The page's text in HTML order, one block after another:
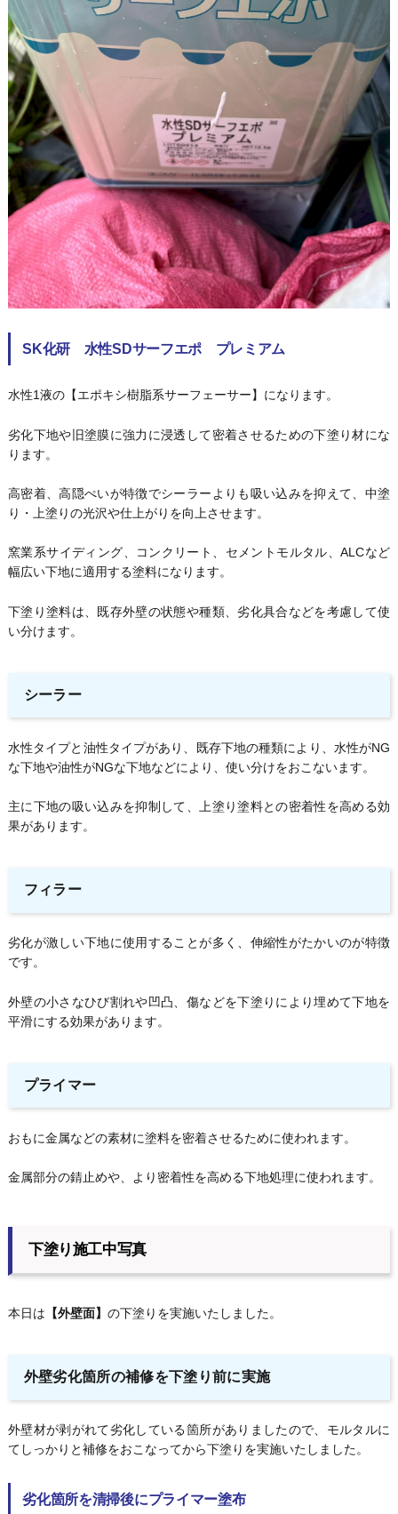
SK化研 水性SDサーフエポ プレミアム
水性1液の【エポキシ樹脂系サーフェーサー】になります。
劣化下地や旧塗膜に強力に浸透して密着させるための下塗り材にな
ります。
高密着、高隠ぺいが特徴でシーラーよりも吸い込みを抑えて、中塗
り・上塗りの光沢や仕上がりを向上させます。
窯業系サイディング、コンクリート、セメントモルタル、ALCなど
幅広い下地に適用する塗料になります。
下塗り塗料は、既存外壁の状態や種類、劣化具合などを考慮して使
い分けます。
シーラー
水性タイプと油性タイプがあり、既存下地の種類により、水性がNG
な下地や油性がNGな下地などにより、使い分けをおこないます。
主に下地の吸い込みを抑制して、上塗り塗料との密着性を高める効
果があります。
フィラー
劣化が激しい下地に使用することが多く、伸縮性がたかいのが特徴
です。
外壁の小さなひび割れや凹凸、傷などを下塗りにより埋めて下地を
平滑にする効果があります。
プライマー
おもに金属などの素材に塗料を密着させるために使われます。
金属部分の錆止めや、より密着性を高める下地処理に使われます。
下塗り施工中写真
本日は 【外壁面】 の下塗りを実施いたしました。
外壁劣化箇所の補修を下塗り前に実施
外壁材が剥がれて劣化している箇所がありましたので、モルタルに
てしっかりと補修をおこなってから下塗りを実施いたしました。
劣化箇所を清掃後にプライマー塗布